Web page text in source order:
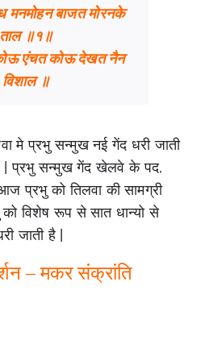
मनमोहन बाजत मोरनके
ताल ॥१॥
एंचत कोऊ देखत नैन
विशाल ॥
मे प्रभु सन्मुख नई गेंद धरी जाती
| प्रभु सन्मुख गेंद खेलवे के पद,
प्रभु को तिलवा की सामग्री
विशेष रूप से सात धान्यो से
जाती है |
– मकर संक्रांति